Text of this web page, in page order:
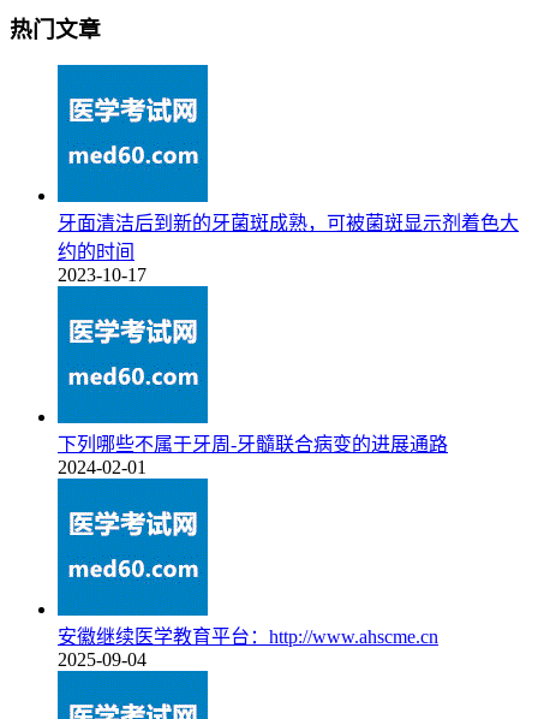
热门文章
牙面清洁后到新的牙菌斑成熟，可被菌斑显示剂着色大
约的时间
2023-10-17
下列哪些不属于牙周-牙髓联合病变的进展通路
2024-02-01
安徽继续医学教育平台：http://www.ahscme.cn
2025-09-04